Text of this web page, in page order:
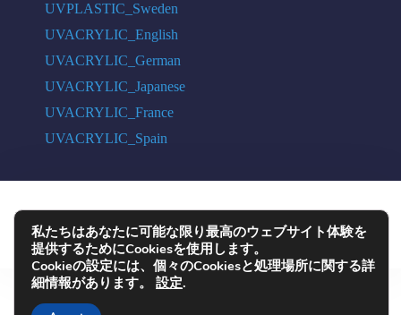
UVPLASTIC_Sweden
UVACRYLIC_English
UVACRYLIC_German
UVACRYLIC_Japanese
UVACRYLIC_France
UVACRYLIC_Spain
COPYRIGHT © 2004 - 2026 UVPLASTIC MATERIAL TECHNOLOGY CO.,
LTD. ALL RIGHTS RESERVED
私たちはあなたに可能な限り最高のウェブサイト体験を
提供するためにCookiesを使用します。
Cookieの設定には、個々のCookiesと処理場所に関する詳
細情報があります。 設定.